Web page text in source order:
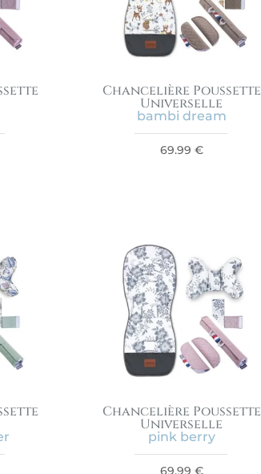
Chancelière Poussette
Universelle
bambi dream
69.99 €
Chancelière Poussette
Universelle
pink berry
69.99 €